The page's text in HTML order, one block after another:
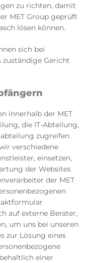
zu richten, damit
MET Group geprüft
lösen können.
sich bei
zuständige Gericht
innerhalb der MET
die IT-Abteilung,
zugreifen.
verschiedene
einsetzen,
der Websites
der MET
auf externe Berater,
um uns bei unseren
zur Lösung eines
einer